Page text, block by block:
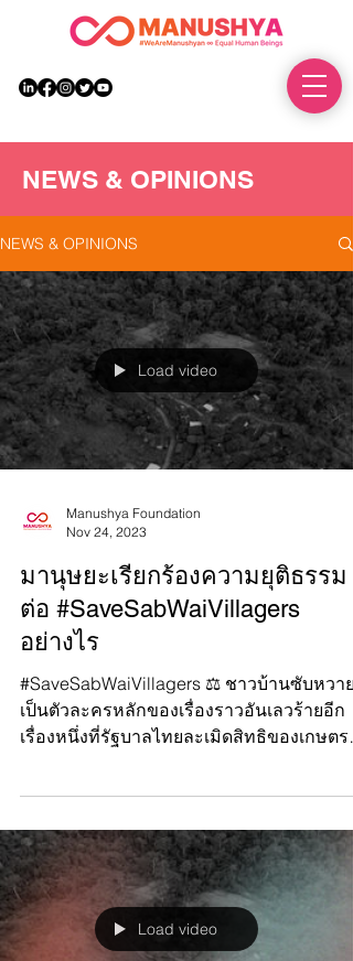
NEWS & OPINIONS
NEWS & OPINIONS
Load video
Manushya Foundation
Nov 24, 2023
มานุษยะเรียกร้องความยุติธรรม
ต่อ #SaveSabWaiVillagers
อย่างไร
#SaveSabWaiVillagers ⚖️ ชาวบ้านซับหวาย
เป็นตัวละครหลักของเรื่องราวอันเลวร้ายอีก
เรื่องหนึ่งที่รัฐบาลไทยละเมิดสิทธิของเกษตรก
Load video